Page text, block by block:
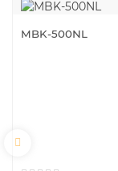
MBK-500NL